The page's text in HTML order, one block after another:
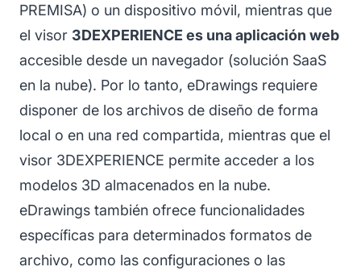
PREMISA) o un dispositivo móvil, mientras que
el visor 3DEXPERIENCE es una aplicación web
accesible desde un navegador (solución SaaS
en la nube). Por lo tanto, eDrawings requiere
disponer de los archivos de diseño de forma
local o en una red compartida, mientras que el
visor 3DEXPERIENCE permite acceder a los
modelos 3D almacenados en la nube.
eDrawings también ofrece funcionalidades
específicas para determinados formatos de
archivo, como las configuraciones o las